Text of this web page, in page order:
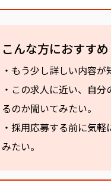
こんな方におすすめ
・もう少し詳しい内容が
・この求人に近い、自
るのか聞いてみたい。
・採用応募する前に気
みたい。